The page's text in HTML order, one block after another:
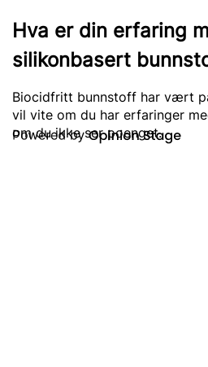
Hva er din erfaring
silikonbasert
Biocidfritt bunnstoff har vært
vil vite om du har erfaringer
om du ikke ser poenget.